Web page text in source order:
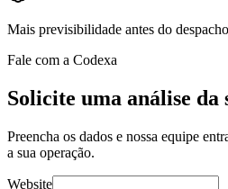
Mais previsibilidade antes do despacho
Fale com a Codexa
Solicite uma análise da
Preencha os dados e nossa equipe
a sua operação.
Website